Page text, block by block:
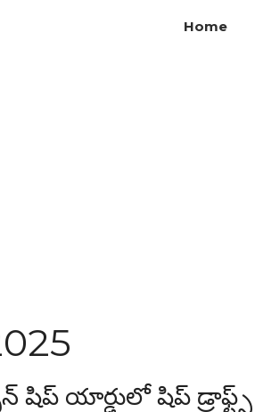
Home
షిప్ యార్డులో షిప్